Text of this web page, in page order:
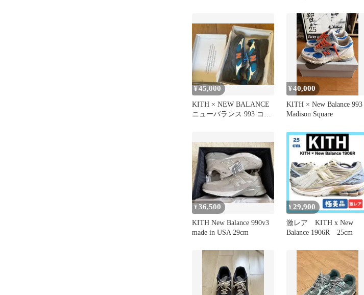
¥45,000
KITH × NEW BALANCE
ニューバランス 993 コラ
¥40,000
KITH × New Balance 993
Madison Square
¥36,500
KITH New Balance 990v3
made in USA 29cm
¥ 29,900
激レア KITH x New
Balance 1906R 25cm